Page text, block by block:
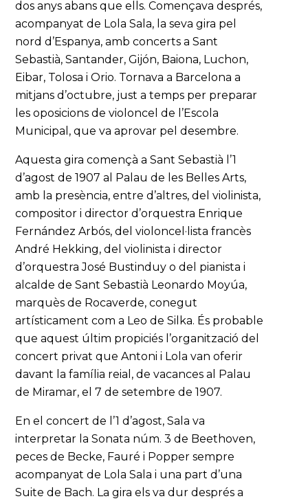
dos anys abans que ells. Començava després,
acompanyat de Lola Sala, la seva gira pel
nord d’Espanya, amb concerts a Sant
Sebastià, Santander, Gijón, Baiona, Luchon,
Eibar, Tolosa i Orio. Tornava a Barcelona a
mitjans d’octubre, just a temps per preparar
les oposicions de violoncel de l’Escola
Municipal, que va aprovar pel desembre.
Aquesta gira començà a Sant Sebastià l’1
d’agost de 1907 al Palau de les Belles Arts,
amb la presència, entre d’altres, del violinista,
compositor i director d’orquestra Enrique
Fernández Arbós, del violoncel·lista francès
André Hekking, del violinista i director
d’orquestra José Bustinduy o del pianista i
alcalde de Sant Sebastià Leonardo Moyúa,
marquès de Rocaverde, conegut
artísticament com a Leo de Silka. És probable
que aquest últim propiciés l’organització del
concert privat que Antoni i Lola van oferir
davant la família reial, de vacances al Palau
de Miramar, el 7 de setembre de 1907.
En el concert de l’1 d’agost, Sala va
interpretar la Sonata núm. 3 de Beethoven,
peces de Becke, Fauré i Popper sempre
acompanyat de Lola Sala i una part d’una
Suite de Bach. La gira els va dur després a